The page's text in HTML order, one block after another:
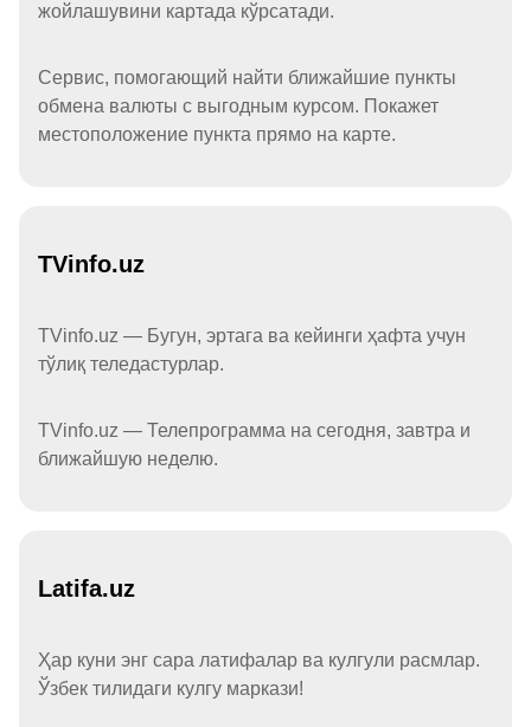
жойлашувини картада кўрсатади.
Сервис, помогающий найти ближайшие пункты
обмена валюты с выгодным курсом. Покажет
местоположение пункта прямо на карте.
TVinfo.uz
TVinfo.uz — Бугун, эртага ва кейинги ҳафта учун
тўлиқ теледастурлар.
TVinfo.uz — Телепрограмма на сегодня, завтра и
ближайшую неделю.
Latifa.uz
Ҳар куни энг сара латифалар ва кулгули расмлар.
Ўзбек тилидаги кулгу маркази!